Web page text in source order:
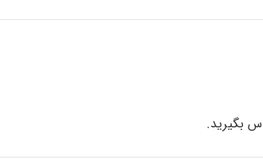
بگیرید.